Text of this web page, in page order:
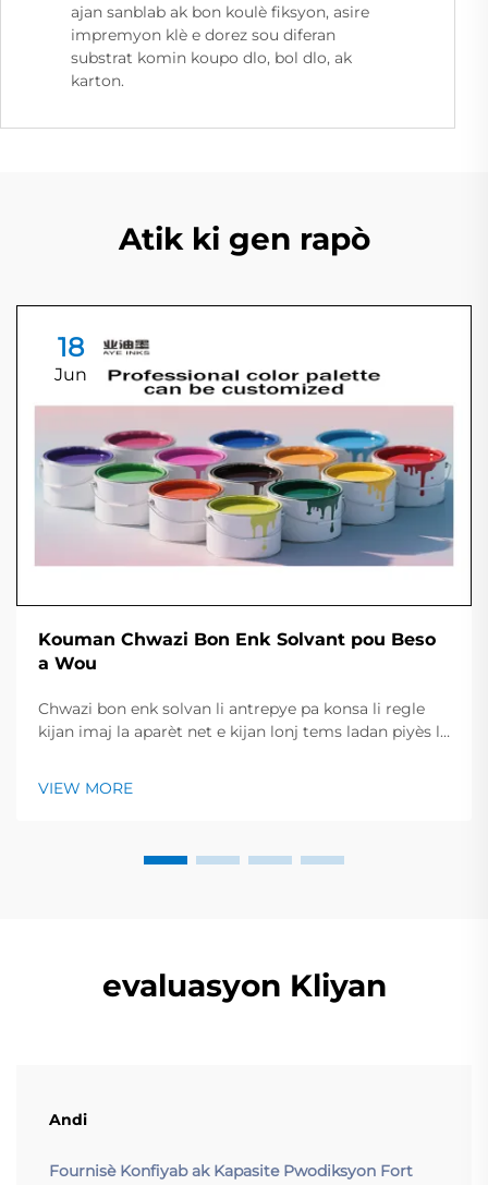
ajan sanblab ak bon koulè fiksyon, asire
impremyon klè e dorez sou diferan
substrat komin koupo dlo, bol dlo, ak
karton.
Atik ki gen rapò
18
Jun
Kouman Chwazi Bon Enk Solvant pou Beso
a Wou
Chwazi bon enk solvan li antrepye pa konsa li regle
kijan imaj la aparèt net e kijan lonj tems ladan piyès la
esentiel pou chek avan...
VIEW MORE
evaluasyon Kliyan
Andi
Fournisè Konfiyab ak Kapasite Pwodiksyon Fort